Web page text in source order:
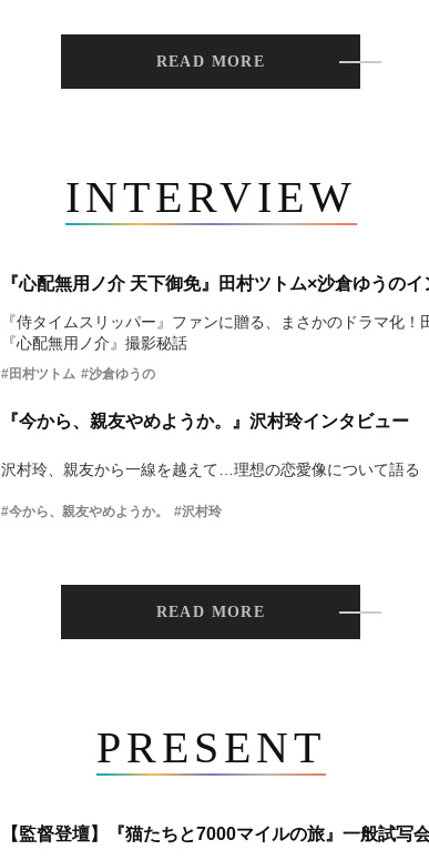
READ MORE
INTERVIEW
『心配無用ノ介 天下御免』田村ツトム×沙倉ゆうの
『侍タイムスリッパー』ファンに贈る、まさかのドラマ化
『心配無用ノ介』撮影秘話
#田村ツトム #沙倉ゆうの
『今から、親友やめようか。』沢村玲インタビュー
沢村玲、親友から一線を越えて…理想の恋愛像について語る
#今から、親友やめようか。 #沢村玲
READ MORE
PRESENT
【監督登壇】『猫たちと7000マイルの旅』一般試写